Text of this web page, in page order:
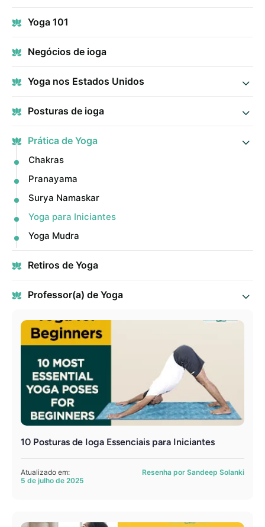
Yoga 101
Negócios de ioga
Yoga nos Estados Unidos
Posturas de ioga
Prática de Yoga
Chakras
Pranayama
Surya Namaskar
Yoga para Iniciantes
Yoga Mudra
Retiros de Yoga
Professor(a) de Yoga
10 Posturas de Ioga Essenciais para Iniciantes
Atualizado em:
5 de julho de 2025
Resenha por Sandeep Solanki